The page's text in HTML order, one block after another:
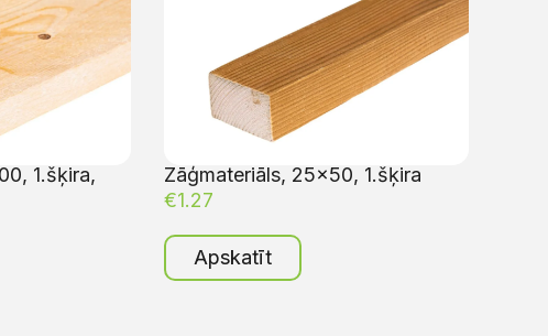
1.šķira,
Zāģmateriāls, 25×50, 1.šķira
€1.27
Apskatīt